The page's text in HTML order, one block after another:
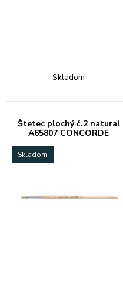
Skladom
Štetec plochý č.2 natural
A65807 CONCORDE
Skladom